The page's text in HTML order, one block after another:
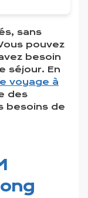
sans
pouvez
besoin
séjour. En
voyage à
des
besoins de